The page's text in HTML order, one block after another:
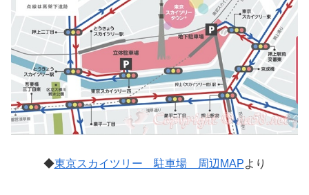
◆東京スカイツリー 駐車場 周辺MAPより